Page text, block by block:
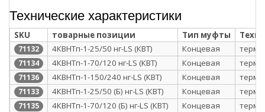
Технические характеристики
SKU товарные позиции Тип муфты
71132 4КВНТп-1-25/50 нг-LS (КВТ) Концевая
71134 4КВНТп-1-70/120 нг-LS (КВТ) Концевая
71136 4КВНТп-1-150/240 нг-LS (КВТ) Концевая
71133 4КВНТп-1-25/50 (Б) нг-LS (КВТ) Концевая
71135 4КВНТп-1-70/120 (Б) нг-LS (КВТ) Концевая